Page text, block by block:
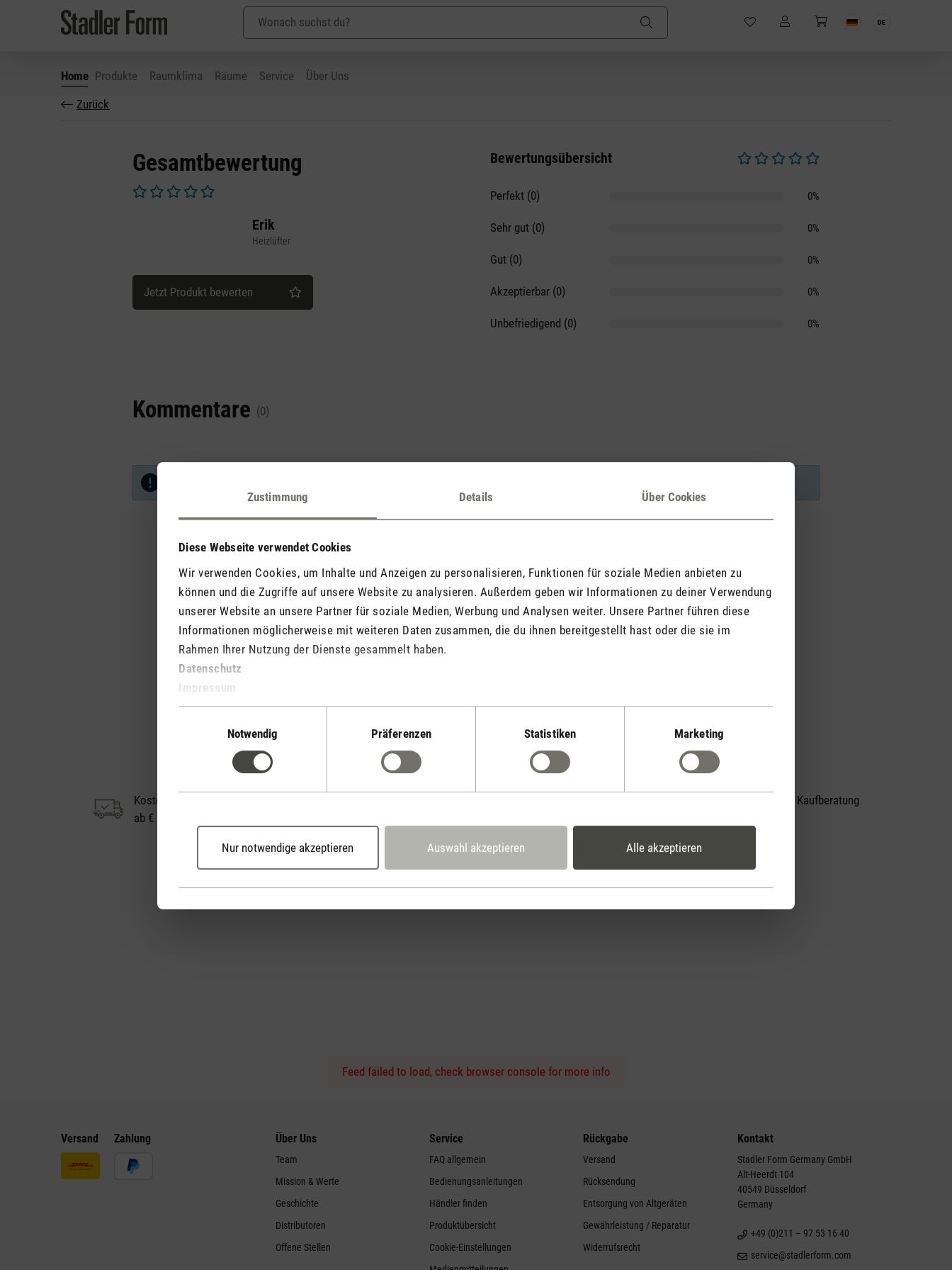
Zustimmung Details Über Cookies
Diese Webseite verwendet Cookies
Wir verwenden Cookies, um Inhalte und Anzeigen zu personalisieren, Funktionen für soziale Medien anbieten zu
können und die Zugriffe auf unsere Website zu analysieren. Außerdem geben wir Informationen zu deiner Verwendung
unserer Website an unsere Partner für soziale Medien, Werbung und Analysen weiter. Unsere Partner führen diese
Informationen möglicherweise mit weiteren Daten zusammen, die du ihnen bereitgestellt hast oder die sie im
Rahmen Ihrer Nutzung der Dienste gesammelt haben.
Datenschutz
Impressum
Notwendig
Präferenzen Statistiken Marketing
Nur notwendige akzeptieren Auswahl akzeptieren Alle akzeptieren
Hauptinhalt springen
Zur Suche springen
Zur Hauptnavigation springen
DE
Home Produkte Raumklima Räume Service
Über Uns
Zurück
Gesamtbewertung
Erik
Heizlüfter
Jetzt Produkt bewerten
Bewertungsübersicht
Perfekt (0) 0%
Sehr gut (0) 0%
Gut (0) 0%
Akzeptierbar (0) 0%
Unbefriedigend (0) 0%
Kommentare (0)
Jetzt Produkt bewerten
Kostenloser Versand
ab € 50
Persönliche Kaufberatung
Feed failed to load, check browser console for more info
Versand Zahlung Über Uns
Team
Mission & Werte
Geschichte
Distributoren
Offene Stellen
Service
FAQ allgemein
Bedienungsanleitungen
Händler finden
Produktübersicht
Cookie-Einstellungen
Rückgabe
Versand
Rücksendung
Entsorgung von Altgeräten
Gewährleistung / Reparatur
Widerrufsrecht
Kontakt
Stadler Form Germany GmbH
Alt-Heerdt 104
40549 Düsseldorf
Germany
+49 (0)211 – 97 53 16 40
service@stadlerform.com